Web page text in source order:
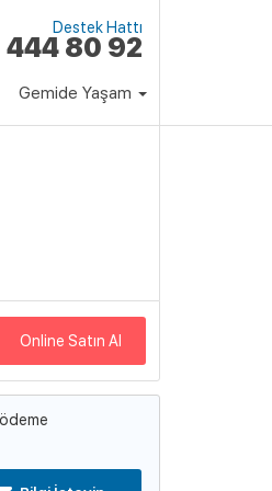
Destek Hattı
444 80 92
Gemide Yaşam
Online Satın Al